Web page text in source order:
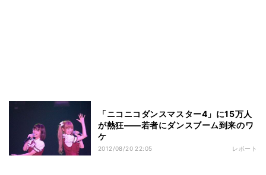
「ニコニコダンスマスター4」に15万人
が熱狂――若者にダンスブーム到来のワ
ケ
2012/08/20 22:05 レポート